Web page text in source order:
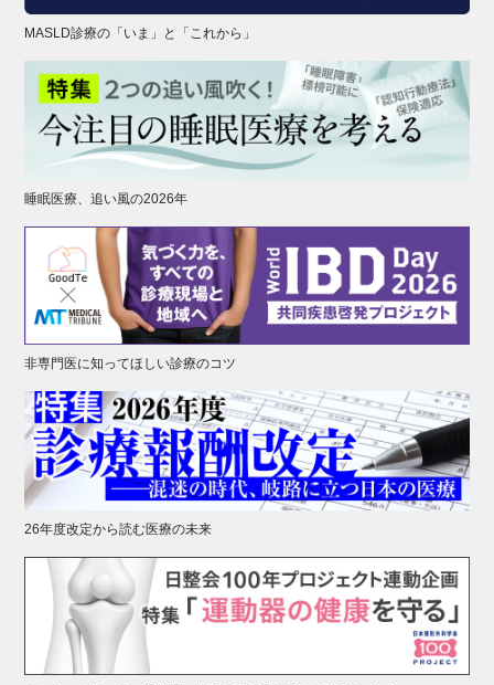
MASLD診療の「いま」と「これから」
睡眠医療、追い風の2026年
非専門医に知ってほしい診療のコツ
26年度改定から読む医療の未来